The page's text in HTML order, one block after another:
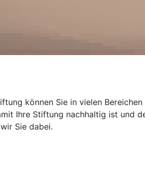
können Sie in vielen
Ihre Stiftung nachhaltig ist und
Sie dabei.